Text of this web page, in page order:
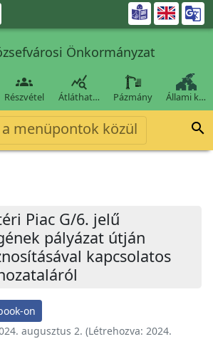

Önkormányzat

Részvétel

Átláthat… Pázmány Állami k…
a menüpontok közül 
Piac G/6. jelű
pályázat útján
kapcsolatos
on
augusztus 2. (Létrehozva: 2024.